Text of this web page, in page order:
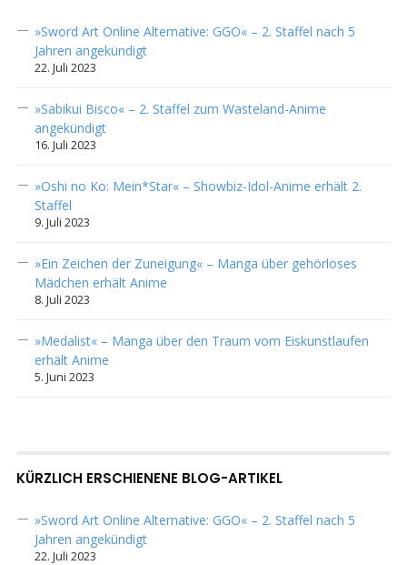
»Sword Art Online Alternative: GGO« – 2. Staffel nach 5
Jahren angekündigt
22. Juli 2023
»Sabikui Bisco« – 2. Staffel zum Wasteland-Anime
angekündigt
16. Juli 2023
»Oshi no Ko: Mein*Star« – Showbiz-Idol-Anime erhält 2.
Staffel
9. Juli 2023
»Ein Zeichen der Zuneigung« – Manga über gehörloses
Mädchen erhält Anime
8. Juli 2023
»Medalist« – Manga über den Traum vom Eiskunstlaufen
erhält Anime
5. Juni 2023
KÜRZLICH ERSCHIENENE BLOG-ARTIKEL
»Sword Art Online Alternative: GGO« – 2. Staffel nach 5
Jahren angekündigt
22. Juli 2023